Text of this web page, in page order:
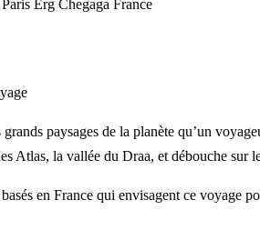
Erg Chegaga France
paysages de la planète qu’un
Atlas, la vallée du Draa, et débouche sur
en France qui envisagent ce voyage